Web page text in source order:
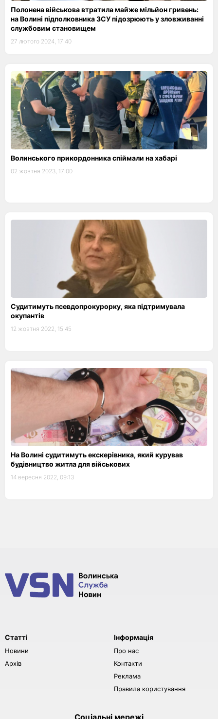
Полонена військова втратила майже мільйон гривень:
на Волині підполковника ЗСУ підозрюють у зловживанні
службовим становищем
27 лютого 2024, 17:40
Волинського прикордонника спіймали на хабарі
02 жовтня 2023, 17:00
Судитимуть псевдопрокурорку, яка підтримувала
окупантів
12 жовтня 2022, 15:45
На Волині судитимуть екскерівника, який курував
будівництво житла для військових
14 вересня 2022, 09:13
Статті
Новини
Архів
Інформація
Про нас
Контакти
Реклама
Правила користування